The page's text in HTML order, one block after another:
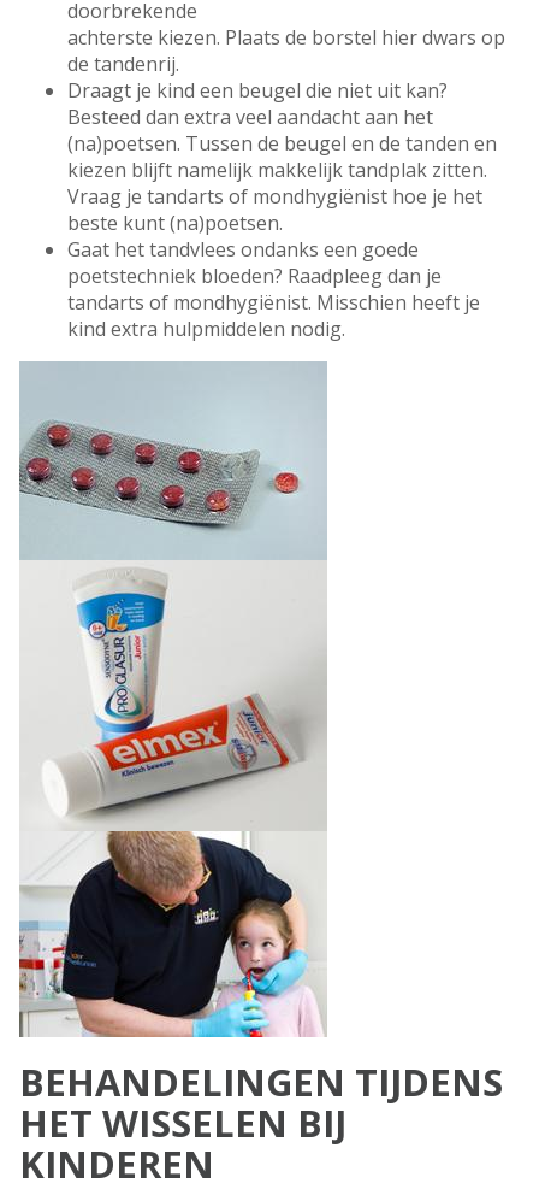
doorbrekende
achterste kiezen. Plaats de borstel hier dwars op
de tandenrij.
Draagt je kind een beugel die niet uit kan?
Besteed dan extra veel aandacht aan het
(na)poetsen. Tussen de beugel en de tanden en
kiezen blijft namelijk makkelijk tandplak zitten.
Vraag je tandarts of mondhygiënist hoe je het
beste kunt (na)poetsen.
Gaat het tandvlees ondanks een goede
poetstechniek bloeden? Raadpleeg dan je
tandarts of mondhygiënist. Misschien heeft je
kind extra hulpmiddelen nodig.
BEHANDELINGEN TIJDENS
HET WISSELEN BIJ
KINDEREN